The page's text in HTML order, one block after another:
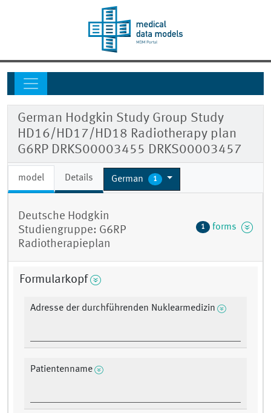
German Hodgkin Study Group Study
HD16/HD17/HD18 Radiotherapy plan
G6RP DRKS00003455 DRKS00003457
model Details German 1
Deutsche Hodgkin
Studiengruppe: G6RP
Radiotherapieplan
1 forms
Formularkopf
Adresse der durchführenden Nuklearmedizin
Patientenname